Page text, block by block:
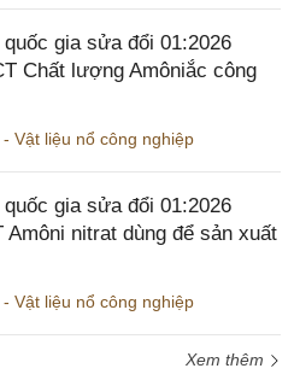
gia sửa đổi 01:2026
Chất lượng Amôniắc công
- Vật liệu nổ công nghiệp
gia sửa đổi 01:2026
Amôni nitrat dùng để sản xuất
- Vật liệu nổ công nghiệp
Xem thêm